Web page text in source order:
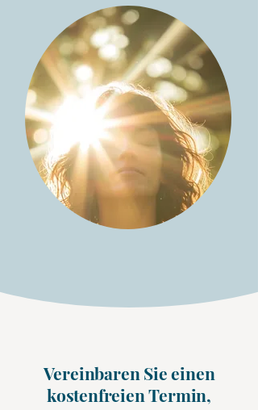
Vereinbaren Sie einen
kostenfreien Termin,